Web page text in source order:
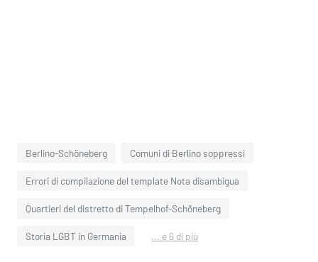
Berlino-Schöneberg Comuni di Berlino soppressi
Errori di compilazione del template Nota disambigua
Quartieri del distretto di Tempelhof-Schöneberg
Storia LGBT in Germania ... e 6 di più